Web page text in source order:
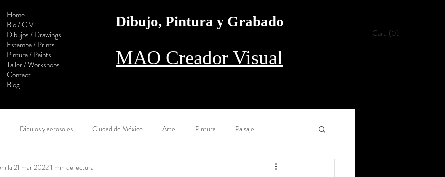
Home
Bio / C.V.
Dibujos / Drawings
Estampa / Prints
Pintura / Paints
Taller / Workshops
Contact
Blog
Cart (0)
Dibujo, Pintura y Grabado
MAO Creador Visual
Dibujos y aerosoles Ciudad de México Arte Pintura Paisaje
camino Estampa Monotipo Aguada
21 mar 20221 min de lectura